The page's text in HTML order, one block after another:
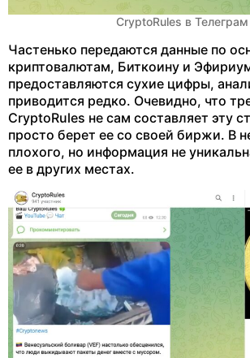
CryptoRules в Телеграм
Частенько передаются данные по
криптовалютам, Биткоину и
предоставляются сухие цифры,
приводится редко. Очевидно, что
CryptoRules не сам составляет эту
просто берет ее со своей биржи. В
плохого, но информация не
ее в других местах.